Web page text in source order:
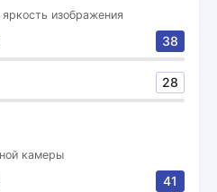
изображения
38
28
камеры
41